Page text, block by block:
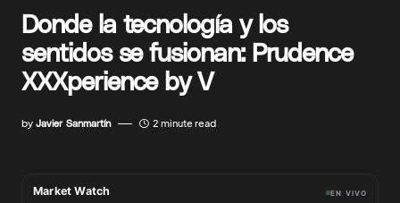
Donde la tecnología y los
sentidos se fusionan: Prudence
XXXperience by V
by Javier Sanmartín 2 minute read
Market Watch EN VIVO